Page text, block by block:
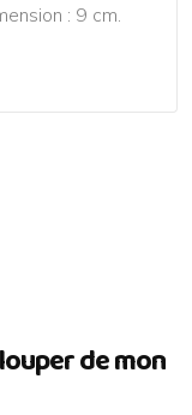
: 9 cm.
de mon